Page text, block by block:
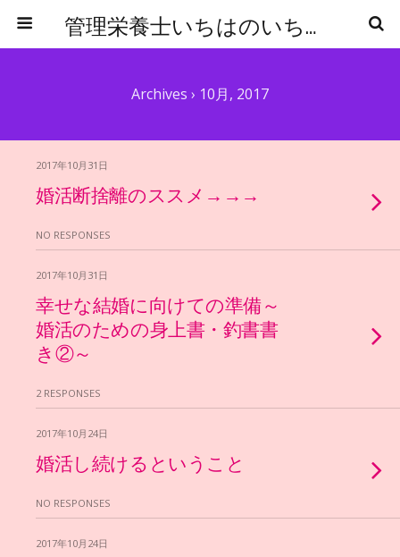
管理栄養士いちはのいちからはじめる食事管理
Archives › 10月, 2017
2017年10月31日
婚活断捨離のススメ→→→
NO RESPONSES
2017年10月31日
幸せな結婚に向けての準備～
婚活のための身上書・釣書書
き②～
2 RESPONSES
2017年10月24日
婚活し続けるということ
NO RESPONSES
2017年10月24日